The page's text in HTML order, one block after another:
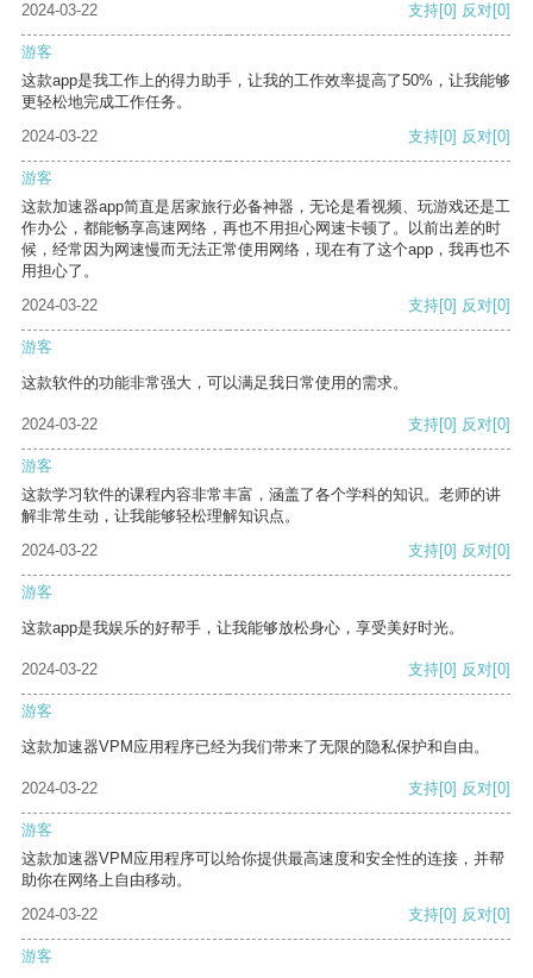
2024-03-22 支持[0] 反对[0]
游客
这款app是我工作上的得力助手，让我的工作效率提高了50%，让我能够
更轻松地完成工作任务。
2024-03-22
支持[0] 反对[0]
游客
这款加速器app简直是居家旅行必备神器，无论是看视频、玩游戏还是工
作办公，都能畅享高速网络，再也不用担心网速卡顿了。以前出差的时
候，经常因为网速慢而无法正常使用网络，现在有了这个app，我再也不
用担心了。
2024-03-22
支持[0] 反对[0]
游客
这款软件的功能非常强大，可以满足我日常使用的需求。
2024-03-22 支持[0] 反对[0]
游客
这款学习软件的课程内容非常丰富，涵盖了各个学科的知识。老师的讲
解非常生动，让我能够轻松理解知识点。
2024-03-22
支持[0] 反对[0]
游客
这款app是我娱乐的好帮手，让我能够放松身心，享受美好时光。
2024-03-22 支持[0] 反对[0]
游客
这款加速器VPM应用程序已经为我们带来了无限的隐私保护和自由。
2024-03-22 支持[0] 反对[0]
游客
这款加速器VPM应用程序可以给你提供最高速度和安全性的连接，并帮
助你在网络上自由移动。
2024-03-22
支持[0] 反对[0]
游客